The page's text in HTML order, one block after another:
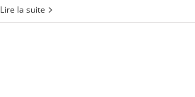
Lire la suite